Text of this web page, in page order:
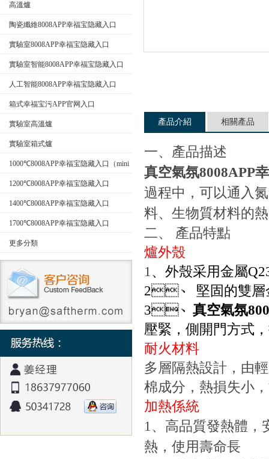
高溫爐
陶瓷纖維8008APP幸福宝隐藏入口
實驗室8008APP幸福宝隐藏入口
實驗室智能8008APP幸福宝隐藏入口
人工智能8008APP幸福宝隐藏入口
箱式幸福宝污APP官网入口
實驗室高溫爐
實驗室箱式爐
1000℃8008APP幸福宝隐藏入口（mini
型）1200℃8008APP幸福宝隐藏入口
1400℃8008APP幸福宝隐藏入口
1700℃8008APP幸福宝隐藏入口
更多分類
產品介紹 相關產品
一、產品描述
真空氣氛8008APP
過程中，可以通入氮
料、生物質材料的
二、
產品特點
爐外殼
1、外殼采用金屬
2、
堅固的雙層
3、 真空氣氛
壓緊，側開門方式
耐火材料
多層隔熱設計，由
棉成分，熱損失小
加熱係統
1、高品質發熱體，
熱，使用壽命長